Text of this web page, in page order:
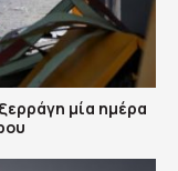
μία ημέρα